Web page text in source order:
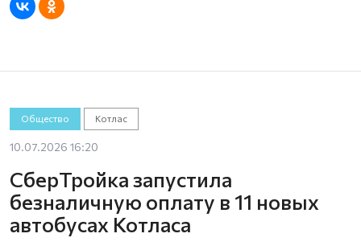
Общество Котлас
10.07.2026 16:20
СберТройка запустила
безналичную оплату в 11 новых
автобусах Котласа